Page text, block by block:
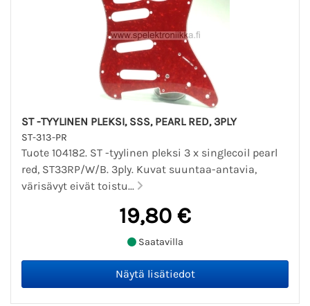
ST -TYYLINEN PLEKSI, SSS, PEARL RED, 3PLY
ST-313-PR
Tuote 104182. ST -tyylinen pleksi 3 x singlecoil pearl
red, ST33RP/W/B. 3ply. Kuvat suuntaa-antavia,
värisävyt eivät toistu...
19,80 €
Saatavilla